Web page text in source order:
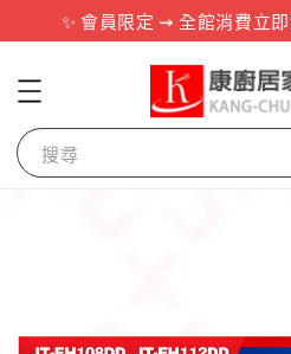
✨ 會員限定 ⇝ 全館消費立
搜尋